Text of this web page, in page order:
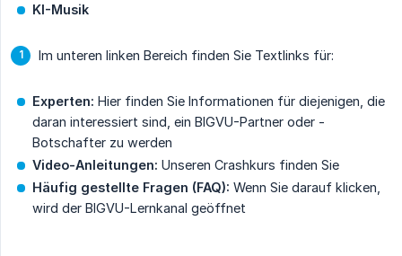
KI-Musik
Im unteren linken Bereich finden Sie Textlinks für:
Experten: Hier finden Sie Informationen für diejenigen, die
daran interessiert sind, ein BIGVU-Partner oder -
Botschafter zu werden
Video-Anleitungen: Unseren Crashkurs finden Sie
Häufig gestellte Fragen (FAQ): Wenn Sie darauf klicken,
wird der BIGVU-Lernkanal geöffnet